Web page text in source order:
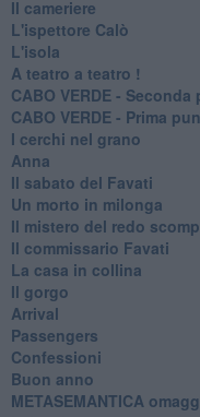
Il cameriere
L'ispettore Calò
L'isola
A teatro a teatro !
CABO VERDE - Seconda
CABO VERDE - Prima
I cerchi nel grano
Anna
Il sabato del Favati
Un morto in milonga
Il mistero del redo
Il commissario Favati
La casa in collina
Il gorgo
Arrival
Passengers
Confessioni
Buon anno
METASEMANTICA